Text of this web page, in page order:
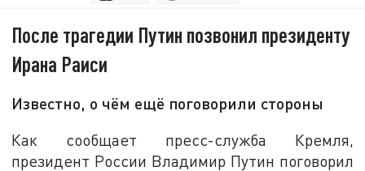
После трагедии Путин позвонил президенту
Ирана Раиси
Известно, о чём ещё поговорили стороны
Как сообщает пресс-служба Кремля,
президент России Владимир Путин поговорил